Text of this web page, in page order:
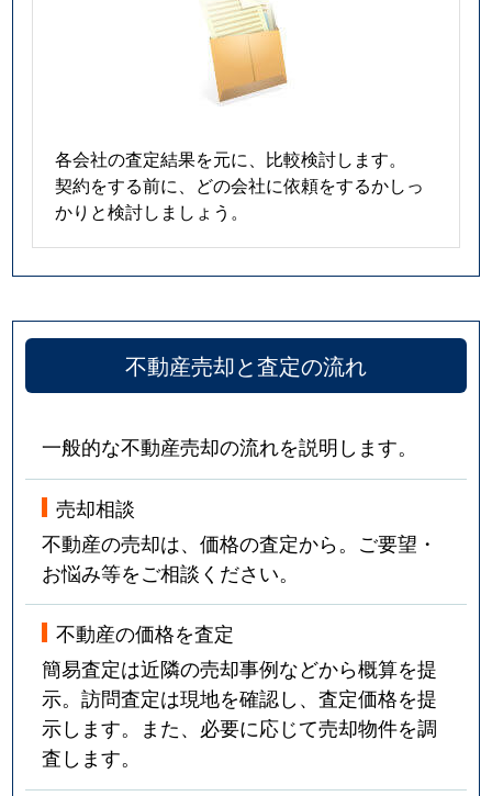
各会社の査定結果を元に、比較検討します。
契約をする前に、どの会社に依頼をするかしっ
かりと検討しましょう。
不動産売却と査定の流れ
一般的な不動産売却の流れを説明します。
売却相談
不動産の売却は、価格の査定から。ご要望・
お悩み等をご相談ください。
不動産の価格を査定
簡易査定は近隣の売却事例などから概算を提
示。訪問査定は現地を確認し、査定価格を提
示します。また、必要に応じて売却物件を調
査します。